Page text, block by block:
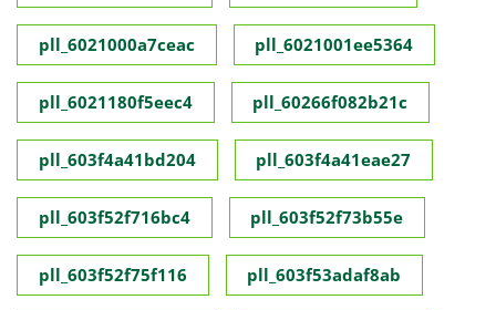
pll_6021000a7ceac pll_6021001ee5364
pll_6021180f5eec4 pll_60266f082b21c
pll_603f4a41bd204 pll_603f4a41eae27
pll_603f52f716bc4 pll_603f52f73b55e
pll_603f52f75f116 pll_603f53adaf8ab